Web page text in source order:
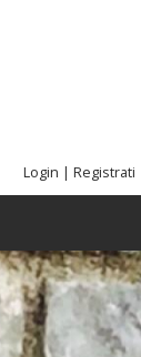
Login | Registrati